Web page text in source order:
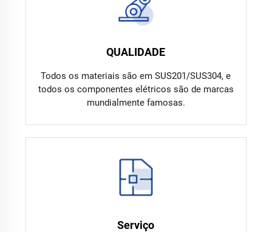
QUALIDADE
Todos os materiais são em SUS201/SUS304, e
todos os componentes elétricos são de marcas
mundialmente famosas.
Serviço